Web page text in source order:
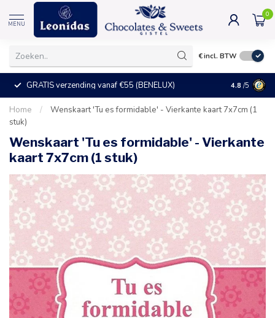
MENU
0
€incl. BTW
GRATIS verzending vanaf €55 (BENELUX) +25°C =
4.8 /5
Home /
Wenskaart 'Tu es formidable' - Vierkante kaart 7x7cm (1
stuk)
Wenskaart 'Tu es formidable' - Vierkante
kaart 7x7cm (1 stuk)